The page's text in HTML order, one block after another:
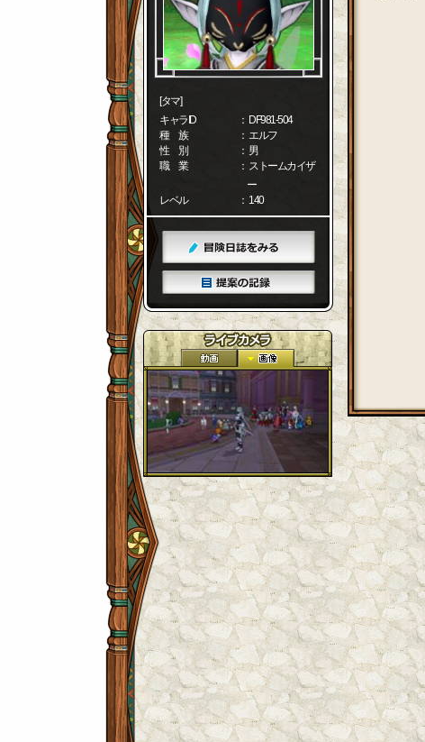
[タマ]
キャラID
： DF981-504
種 族
： エルフ
性 別
： 男
職 業
： ストームカイザ
ー
レベル
： 140